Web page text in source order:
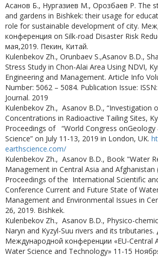
Асанов Б., Нургазиев М., Орозбаев Р. The
and gardens in Bishkek: their usage for
role for sustainable development of city.
конференция on Silk-road Disaster Risk
мая,2019. Пекин, Китай.
Kulenbekov Zh., Orunbaev S.,Asanov B.D.,
Stress Study in Chon-Alai Area Using NDVI,
Engineering and Management. Article Info
Number: 5062 – 5084. Publication Issue:
Journal. 2019
Kulenbekov Zh., Asanov B.D., “Investigation
Concentrations in Radioactive Tailing Sites,
Proceedings of “World Congress onGeology
Science” on July 11-13, 2019 in London, UK.
earthscience.com/
Kulenbekov Zh., Asanov B.D., Book "Water
Management in Central Asia and Afghanistan
Proceedings of the International Scientific
Conference Current and Future State of
Management and Environmental Issues in
26, 2019. Bishkek.
Kulenbekov Zh., Asanov B.D., Physico-
Naryn and Kyzyl-Suu rivers and its tributaries.
Международной конференции «EU-Central
Water Science and Technology» 11-15